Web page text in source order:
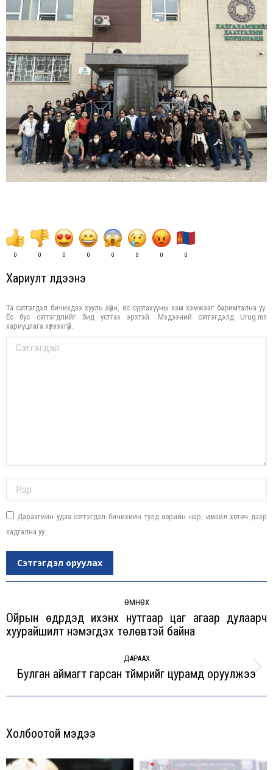
0 0 0 0 0 0 0 0
Хариулт үлдээнэ үү
Та сэтгэгдэл бичихдээ хууль зүйн, ёс суртахууны хэм хэмжээг баримтална уу.
Ёс бус сэтгэгдлийг бид устгах эрхтэй. Мэдээний сэтгэгдэлд Urug.mn
хариуцлага хүлээхгүй.
Comment
Дараагийн удаа сэтгэгдэл бичихийн тулд өөрийн нэр, имэйл хөтөч дээр
хадгална уу.
Сэтгэгдэл оруулах
navigation
ӨМНӨХ
Previous
post:
Ойрын өдрүүдэд ихэнх нутгаар цаг агаар дулаарч
хуурайшилт нэмэгдэх төлөвтэй байна
ДАРААХ
Next
Булган аймагт гарсан түймрийг цурамд оруулжээ
Холбоотой мэдээ